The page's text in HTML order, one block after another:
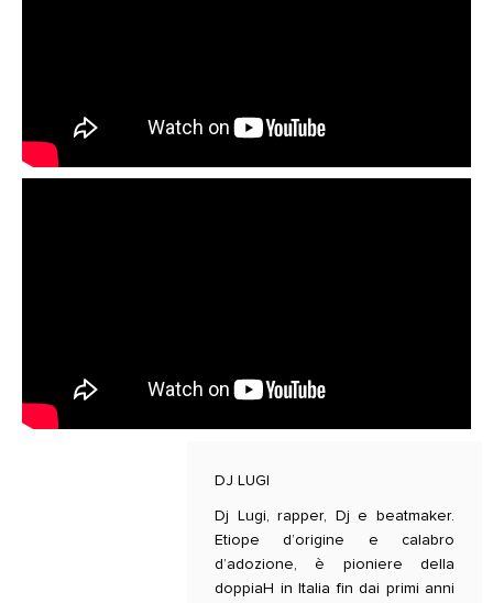
DJ LUGI
Dj Lugi, rapper, Dj e beatmaker.
Etiope d’origine e calabro
d’adozione, è pioniere della
doppiaH in Italia fin dai primi anni